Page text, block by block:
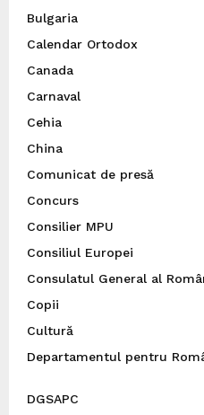
Bulgaria
Calendar Ortodox
Canada
Carnaval
Cehia
China
Comunicat de presă
Concurs
Consilier MPU
Consiliul Europei
Consulatul General al
Copii
Cultură
Departamentul pentru
DGSAPC